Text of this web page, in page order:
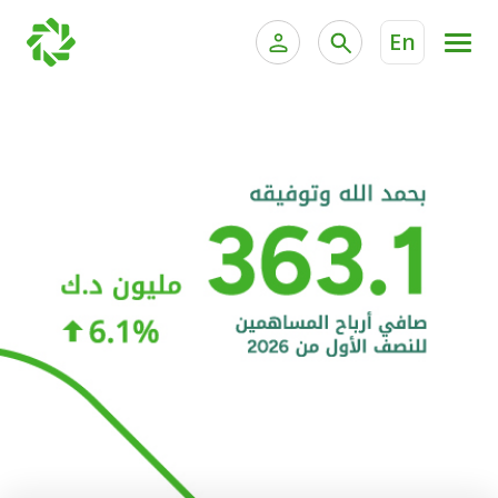
En
الخدمات المصرفية الإلكترونية للشركات
خدمة "بيتك" للتداول الإلكتروني
الحسابات المصرفية
البطاقات
"برامج العملاء"